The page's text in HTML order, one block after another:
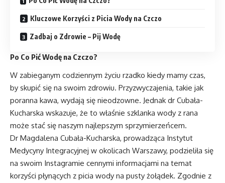
Kluczowe Korzyści z Picia Wody na Czczo
Zadbaj o Zdrowie – Pij Wodę
Po Co Pić Wodę na Czczo?
W zabieganym codziennym życiu rzadko kiedy mamy czas,
by skupić się na swoim zdrowiu. Przyzwyczajenia, takie jak
poranna kawa, wydają się nieodzowne. Jednak dr Cubała-
Kucharska wskazuje, że to właśnie szklanka wody z rana
może stać się naszym najlepszym sprzymierzeńcem.
Dr Magdalena Cubała-Kucharska, prowadząca Instytut
Medycyny Integracyjnej w okolicach Warszawy, podzieliła się
na swoim Instagramie cennymi informacjami na temat
korzyści płynących z picia wody na pusty żołądek. Zgodnie z